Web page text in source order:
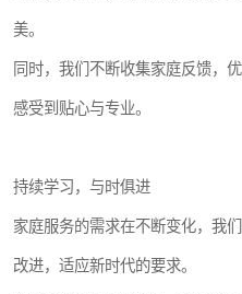
美。
同时，我们不断收集家庭反馈，
感受到贴心与专业。
持续学习，与时俱进
家庭服务的需求在不断变化，我
改进，适应新时代的要求。